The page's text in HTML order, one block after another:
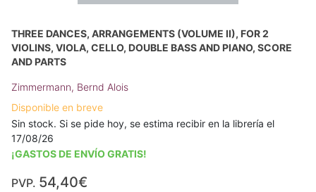
THREE DANCES, ARRANGEMENTS (VOLUME II), FOR 2
VIOLINS, VIOLA, CELLO, DOUBLE BASS AND PIANO, SCORE
AND PARTS
Zimmermann, Bernd Alois
Disponible en breve
Sin stock. Si se pide hoy, se estima recibir en la librería el
17/08/26
¡GASTOS DE ENVÍO GRATIS!
PVP. 54,40€